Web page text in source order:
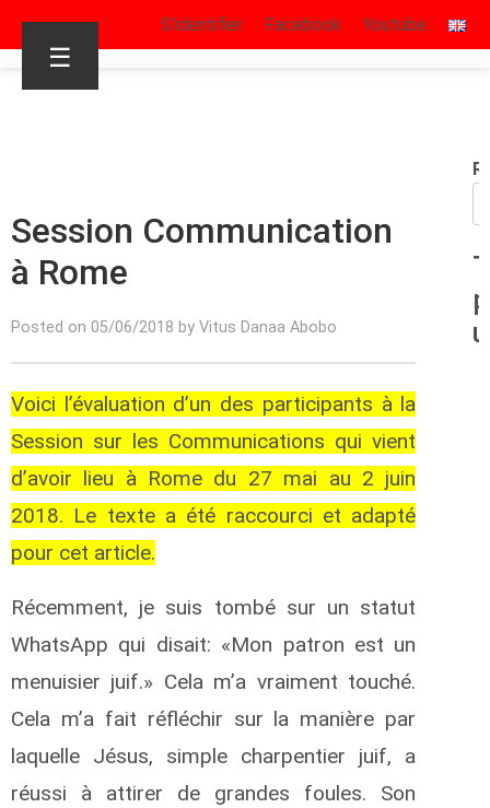
S’identifier Facebook Youtube
☰
Session Communication
à Rome
Posted on 05/06/2018 by Vitus Danaa Abobo
Voici l’évaluation d’un des participants à la
Session sur les Communications qui vient
d’avoir lieu à Rome du 27 mai au 2 juin
2018. Le texte a été raccourci et adapté
pour cet article.
Récemment, je suis tombé sur un statut
WhatsApp qui disait: «Mon patron est un
menuisier juif.» Cela m’a vraiment touché.
Cela m’a fait réfléchir sur la manière par
laquelle Jésus, simple charpentier juif, a
réussi à attirer de grandes foules. Son